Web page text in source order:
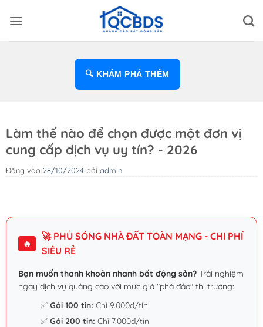
qua
🔍 KHÁM PHÁ THÊM
Làm thế nào để chọn được một đơn vị
cung cấp dịch vụ uy tín? - 2026
Đăng vào 28/10/2024 bởi admin
🔥
🚀 PHỦ SÓNG NHÀ ĐẤT TOÀN MẠNG - CHI PHÍ
SIÊU RẺ
Bạn muốn thanh khoản nhanh bất động sản? Trải nghiệm
ngay dịch vụ quảng cáo với mức giá "phá đảo" thị trường:
✅Gói 100 tin: Chỉ 9.000đ/tin
✅Gói 200 tin: Chỉ 7.000đ/tin